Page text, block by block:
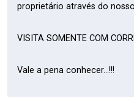
proprietário através do
VISITA SOMENTE COM
Vale a pena conhecer...!!!